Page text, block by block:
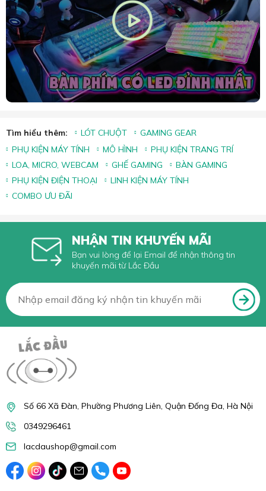
Tìm hiểu thêm: LÓT CHUỘT
GAMING GEAR
PHỤ KIỆN MÁY TÍNH
MÔ HÌNH
PHỤ KIỆN TRANG TRÍ
LOA, MICRO, WEBCAM
GHẾ GAMING
BÀN GAMING
PHỤ KIỆN ĐIỆN THOẠI
LINH KIỆN MÁY TÍNH
COMBO ƯU ĐÃI
NHẬN TIN KHUYẾN MÃI
Bạn vui lòng để lại Email để nhận thông tin
khuyến mãi từ Lắc Đầu
Số 66 Xã Đàn, Phường Phương Liên, Quận Đống Đa, Hà Nội
0349296461
lacdaushop@gmail.com